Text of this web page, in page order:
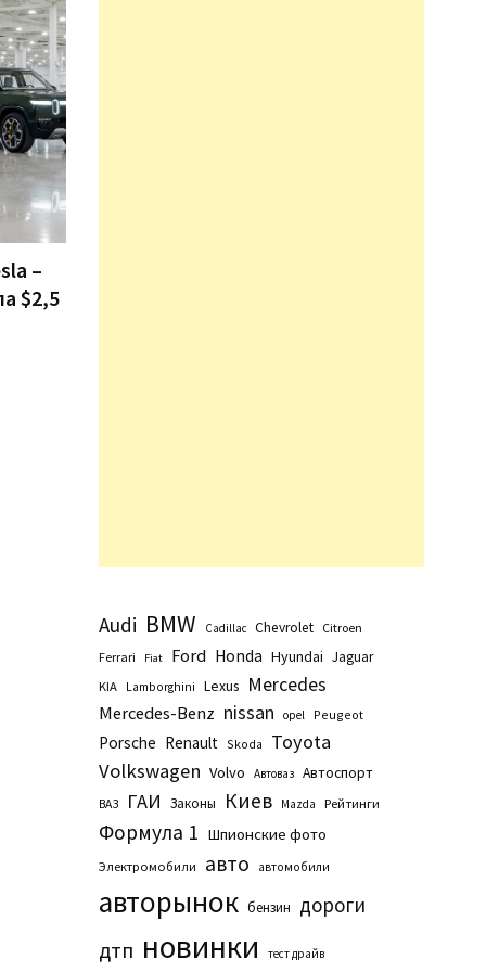
–
$2,5
Audi BMW Cadillac Chevrolet Citroen
Ferrari
Fiat Ford Honda Hyundai Jaguar
KIA Lamborghini Lexus Mercedes
Mercedes-Benz nissan opel Peugeot
Porsche Renault Skoda
Toyota
Volkswagen Volvo Автоваз Автоспорт
ВАЗ ГАИ Законы Киев Маzda Рейтинги
Формула 1 Шпионские фото
Электромобили авто автомобили
авторынок бензин дороги
дтп новинки тест драйв